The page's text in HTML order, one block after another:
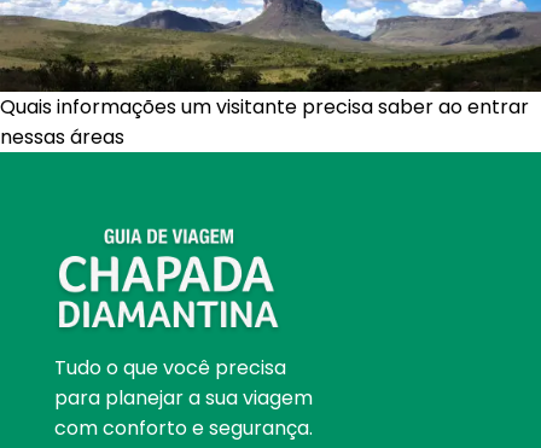
Quais informações um visitante precisa saber ao entrar
nessas áreas
Tudo o que você precisa
para planejar a sua viagem
com conforto e segurança.